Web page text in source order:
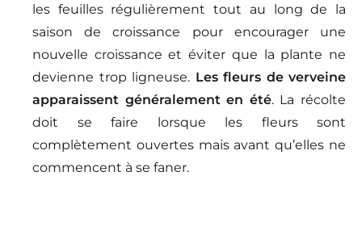
les feuilles régulièrement tout au long de la
saison de croissance pour encourager une
nouvelle croissance et éviter que la plante ne
devienne trop ligneuse. Les fleurs de verveine
apparaissent généralement en été. La récolte
doit se faire lorsque les fleurs sont
complètement ouvertes mais avant qu’elles ne
commencent à se faner.